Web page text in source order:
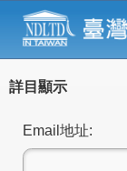
詳目顯示
Email地址: